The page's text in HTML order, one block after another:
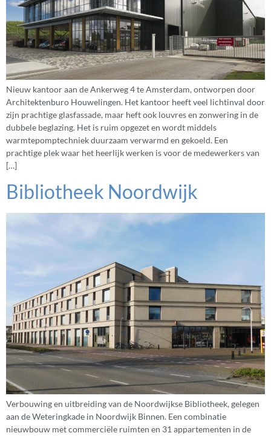
Nieuw kantoor aan de Ankerweg 4 te Amsterdam, ontworpen door
Architektenburo Houwelingen. Het kantoor heeft veel lichtinval door
zijn prachtige glasfassade, maar heft ook louvres en zonwering in de
dubbele beglazing. Het is ruim opgezet en wordt middels
warmtepomptechniek duurzaam verwarmd en gekoeld. Een
prachtige plek waar het heerlijk werken is voor de medewerkers van
[…]
Bibliotheek Noordwijk
Verbouwing en uitbreiding van de Noordwijkse Bibliotheek, gelegen
aan de Weteringkade in Noordwijk Binnen. Een combinatie
nieuwbouw met commerciële ruimten en 31 appartementen in de